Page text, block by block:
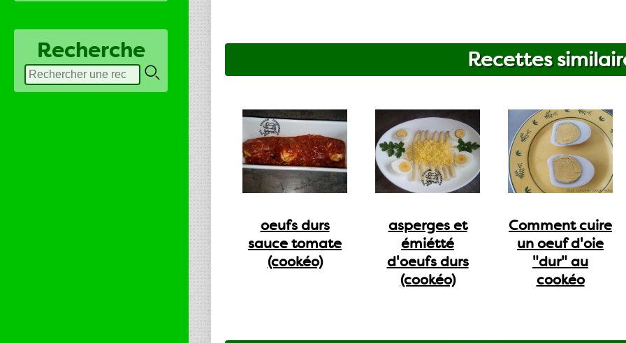
Recherche Recettes
oeufs durs
sauce tomate
(cookéo)
asperges et
émiétté
d'oeufs durs
(cookéo)
Comment cuire
un oeuf d'oie
"dur" au
cookéo